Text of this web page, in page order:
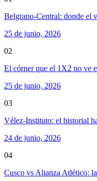
Belgrano-Central: donde el
25 de junio, 2026
02
El córner que el 1X2 no ve
25 de junio, 2026
03
Vélez-Instituto: el historial
24 de junio, 2026
04
Cusco vs Alianza Atlético: